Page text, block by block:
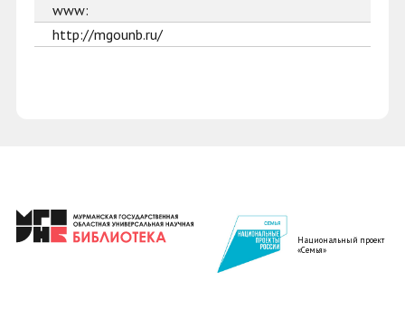
www:
http://mgounb.ru/
Национальный проект
«Семья»